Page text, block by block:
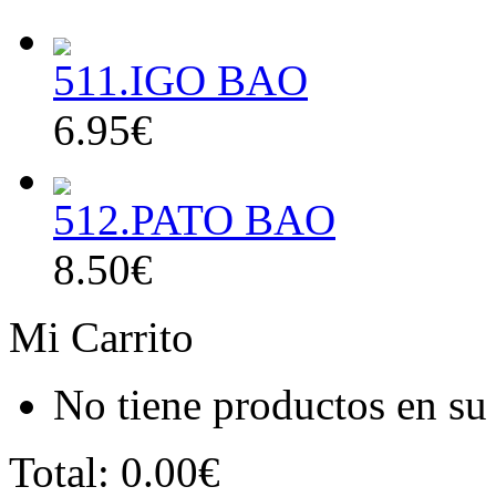
511.IGO BAO
6.95€
512.PATO BAO
8.50€
Mi Carrito
No tiene productos en
Total: 0.00€